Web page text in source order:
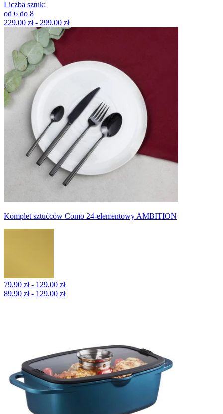
Liczba sztuk:
od 6 do 8
229,00 zł - 299,00 zł
Komplet sztućców Como 24-elementowy AMBITION
79,90 zł - 129,00 zł
89,90 zł - 129,00 zł